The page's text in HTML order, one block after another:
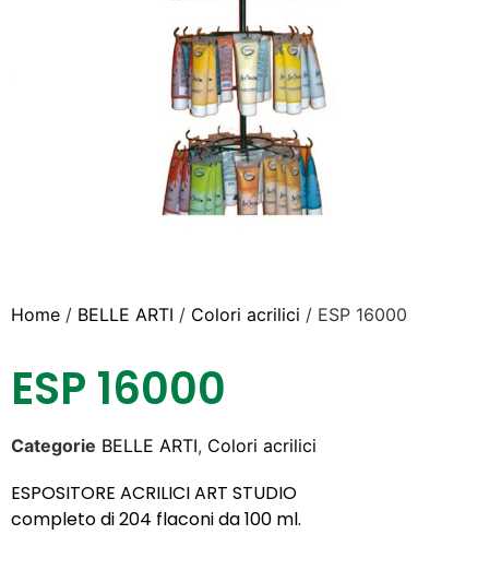
Home / BELLE ARTI / Colori acrilici / ESP 16000
ESP 16000
Categorie BELLE ARTI, Colori acrilici
ESPOSITORE ACRILICI ART STUDIO
completo di 204 flaconi da 100 ml.